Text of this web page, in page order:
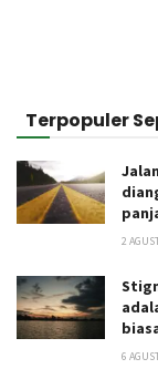
Terpopuler
2
6